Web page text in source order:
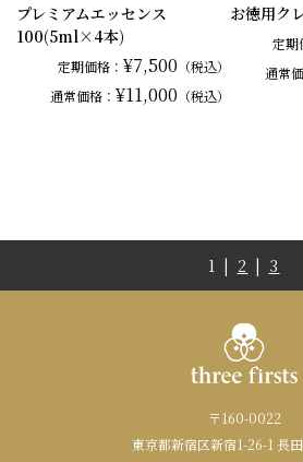
プレミアムエッセンス
100(5ml×4本)
定期価格：¥7,500 （税込）
通常価格：¥11,000 （税込）
お徳用ク
定期
通常
1 | 2 | 3
〒160-0022
東京都新宿区新宿1-26-1 長